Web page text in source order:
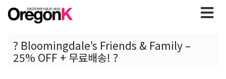
? Bloomingdale’s Friends & Family –
25% OFF + 무료배송! ?